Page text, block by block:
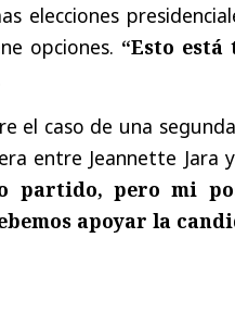
elecciones
opciones. “Esto
el caso de una
entre Jeannette Jara
partido, pero mi
apoyar la